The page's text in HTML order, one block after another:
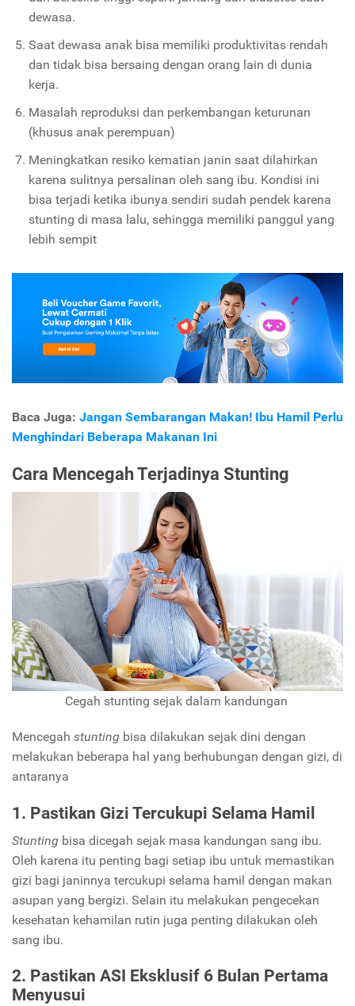
dewasa.
Saat dewasa anak bisa memiliki produktivitas rendah
dan tidak bisa bersaing dengan orang lain di dunia
kerja.
Masalah reproduksi dan perkembangan keturunan
(khusus anak perempuan)
Meningkatkan resiko kematian janin saat dilahirkan
karena sulitnya persalinan oleh sang ibu. Kondisi ini
bisa terjadi ketika ibunya sendiri sudah pendek karena
stunting di masa lalu, sehingga memiliki panggul yang
lebih sempit
Baca Juga: Jangan Sembarangan Makan! Ibu Hamil Perlu
Menghindari Beberapa Makanan Ini
Cara Mencegah Terjadinya Stunting
Cegah stunting sejak dalam kandungan
Mencegah stunting bisa dilakukan sejak dini dengan
melakukan beberapa hal yang berhubungan dengan gizi, di
antaranya
1. Pastikan Gizi Tercukupi Selama Hamil
Stunting bisa dicegah sejak masa kandungan sang ibu.
Oleh karena itu penting bagi setiap ibu untuk memastikan
gizi bagi janinnya tercukupi selama hamil dengan makan
asupan yang bergizi. Selain itu melakukan pengecekan
kesehatan kehamilan rutin juga penting dilakukan oleh
sang ibu.
2. Pastikan ASI Eksklusif 6 Bulan Pertama
Menyusui